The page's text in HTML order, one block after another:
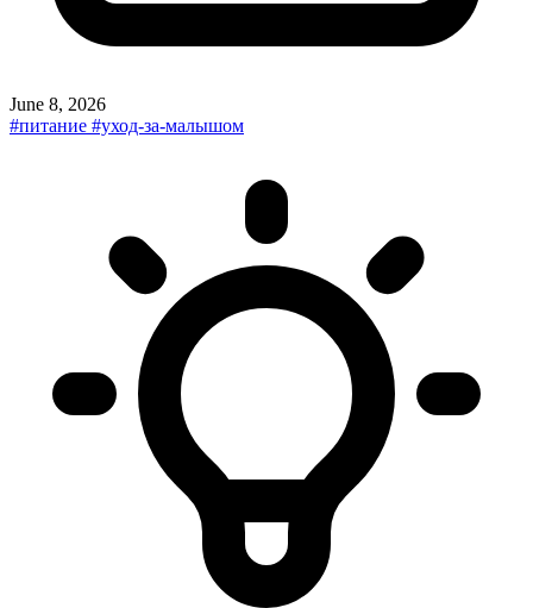
June 8, 2026
#питание #уход-за-малышом